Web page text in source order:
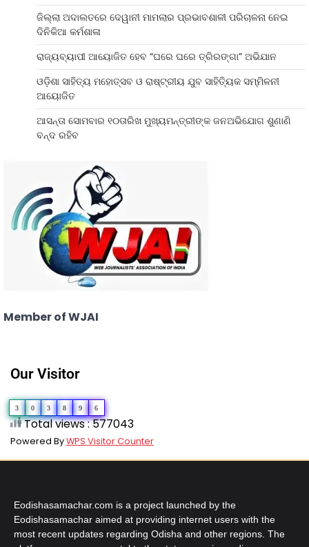
ଜିଲ୍ଲା ଅଦାଲତରେ ଦେୱାନୀ ମାମଲାର ପ୍ରଭାବଶାଳୀ ପରିଚାଳନା ନେଇ
ଦିନିକିଆ କର୍ମଶାଳା
ରାଜ୍ୟବ୍ୟାପୀ ଆୟୋଜିତ ହେବ “ଘରେ ଘରେ ତ୍ରିରଙ୍ଗା” ଅଭିଯାନ
ଓଡ଼ିଶା ସାହିତ୍ୟ ମହୋତ୍ସବ ଓ ରାଷ୍ଟ୍ରୀୟ ଯୁବ ସାହିତ୍ୟିକ ସମ୍ମିଳନୀ
ଆୟୋଜିତ
ଆସନ୍ତା ସୋମବାର ୧୦ତାରିଖ ମୁଖ୍ୟମନ୍ତ୍ରୀଙ୍କ ଜନଅଭିଯୋଗ ଶୁଣାଣି
ବନ୍ଦ ରହିବ
Member of WJAI
Our Visitor
3 0 3 8 9 6
Total views : 577043
Powered ByWPS Visitor Counter
Eodishasamachar.com is a project launched by the
Eodishasamachar aimed at providing internet users with the
most recent updates regarding Odisha and other regions. The